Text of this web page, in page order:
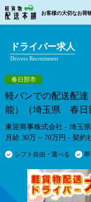
お客様の大切なお荷
ドライバー求人
Drivers Recruitment
春日部市
軽バンでの配送配
能）（埼玉県 春日
東迎商事株式会社 - 埼玉
月給 30万 ~ 70万円 - 契約
シフト自由・選べる